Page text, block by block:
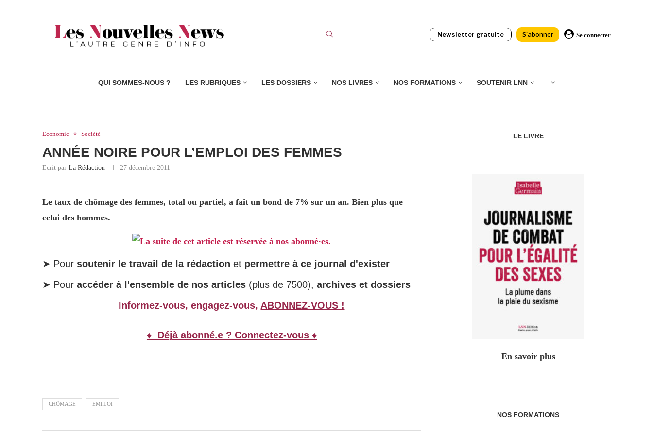
Newsletter gratuite S'abonner Se connecter
QUI SOMMES-NOUS ? LES RUBRIQUES LES DOSSIERS NOS LIVRES NOS FORMATIONS SOUTENIR LNN
Economie Société
ANNÉE NOIRE POUR L’EMPLOI DES FEMMES
Ecrit par La Rédaction 27 décembre 2011
Le taux de chômage des femmes, total ou partiel, a fait un bond de 7% sur un an. Bien plus que
celui des hommes.
La suite de cet article est réservée à nos abonné·es.
➤ Pour soutenir le travail de la rédaction et permettre à ce journal d'exister
➤ Pour accéder à l'ensemble de nos articles (plus de 7500), archives et dossiers
Informez-vous, engagez-vous, ABONNEZ-VOUS !
♦ Déjà abonné.e ? Connectez-vous ♦
CHÔMAGE EMPLOI
LE LIVRE
En savoir plus
NOS FORMATIONS